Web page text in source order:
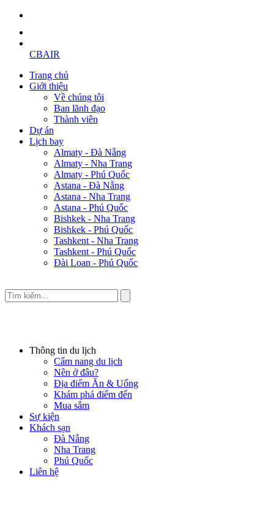
CBAIR
Trang chủ
Giới thiệu
Về chúng tôi
Ban lãnh đạo
Thành viên
Dự án
Lịch bay
Almaty - Đà Nẵng
Almaty - Nha Trang
Almaty - Phú Quốc
Astana - Đà Nẵng
Astana - Nha Trang
Astana - Phú Quốc
Bishkek - Nha Trang
Bishkek - Phú Quốc
Tashkent - Nha Trang
Tashkent - Phú Quốc
Đài Loan - Phú Quốc
Thông tin du lịch
Cẩm nang du lịch
Nên ở đâu?
Địa điểm Ăn & Uống
Khám phá điểm đến
Mua sắm
Sự kiện
Khách sạn
Đà Nẵng
Nha Trang
Phú Quốc
Liên hệ